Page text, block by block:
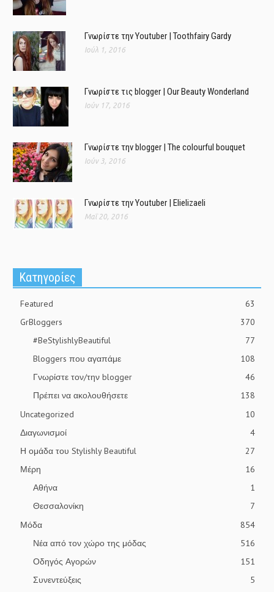
Γνωρίστε την Youtuber | Toothfairy Gardy
Ιούλ 1, 2016
Γνωρίστε τις blogger | Our Beauty Wonderland
Ιούν 17, 2016
Γνωρίστε την blogger | The colourful bouquet
Ιούν 3, 2016
Γνωρίστε την Youtuber | Elielizaeli
Μαΐ 20, 2016
Kατηγορίες
Featured
63
GrBloggers
370
#BeStylishlyBeautiful
77
Bloggers που αγαπάμε
108
Γνωρίστε τον/την blogger
46
Πρέπει να ακολουθήσετε
138
Uncategorized
10
Διαγωνισμοί
4
Η ομάδα του Stylishly Beautiful
27
Μέρη
16
Αθήνα
1
Θεσσαλονίκη
7
Μόδα
854
Νέα από τον χώρο της μόδας
516
Οδηγός Αγορών
151
Συνεντεύξεις
5